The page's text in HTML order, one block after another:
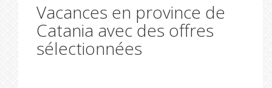
Vacances en province de
Catania avec des offres
sélectionnées